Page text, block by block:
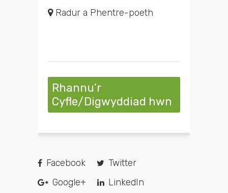
Radur a Phentre-poeth
Rhannu’r
Cyfle/Digwyddiad hwn
Facebook
Twitter
Google+
LinkedIn